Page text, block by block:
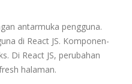
antarmuka pengguna.
di React JS. Komponen-
Di React JS, perubahan
halaman.